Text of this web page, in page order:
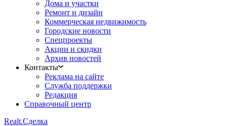
Дома и участки
Ремонт и дизайн
Коммерческая недвижимость
Городские новости
Спецпроекты
Акции и скидки
Архив новостей
Контакты
Реклама на сайте
Служба поддержки
Редакция
Справочный центр
Realt.Сделка